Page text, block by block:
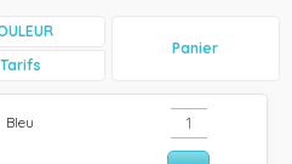
Tarifs
Panier
Bleu